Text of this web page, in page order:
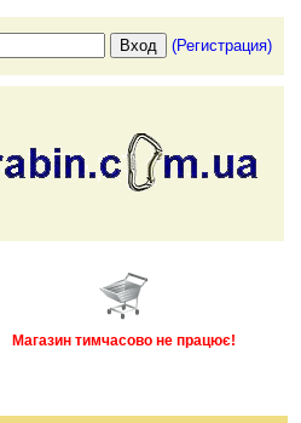
(Регистрация)
Магазин тимчасово не працює!